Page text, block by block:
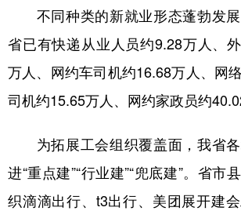
不同种类的新就业形态蓬勃发展
省已有快递从业人员约9.28万人、
万人、网约车司机约16.68万人、网
司机约15.65万人、网约家政员约
为拓展工会组织覆盖面，我省各
进“重点建”“行业建”“兜底建”。省市
织滴滴出行、t3出行、美团展开建